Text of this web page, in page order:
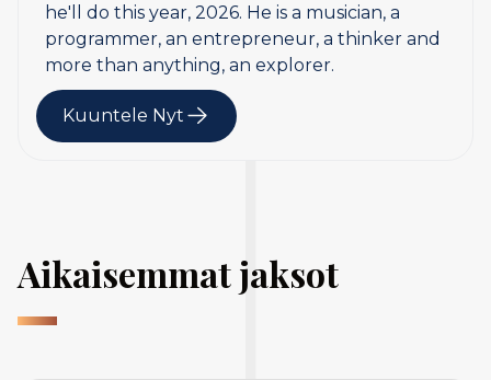
he'll do this year, 2026. He is a musician, a
programmer, an entrepreneur, a thinker and
more than anything, an explorer.
Kuuntele Nyt
Aikaisemmat jaksot